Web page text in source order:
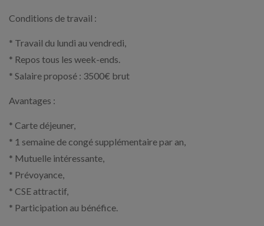
Conditions de travail :
* Travail du lundi au vendredi,
* Repos tous les week-ends.
* Salaire proposé : 3500€ brut
Avantages :
* Carte déjeuner,
* 1 semaine de congé supplémentaire par an,
* Mutuelle intéressante,
* Prévoyance,
* CSE attractif,
* Participation au bénéfice.